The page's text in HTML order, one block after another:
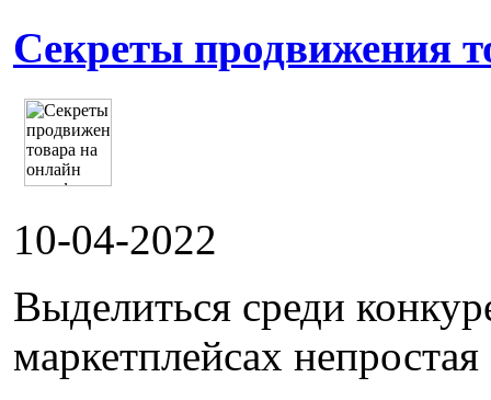
Секреты продвижения
10-04-2022
Выделиться среди
маркетплейсах